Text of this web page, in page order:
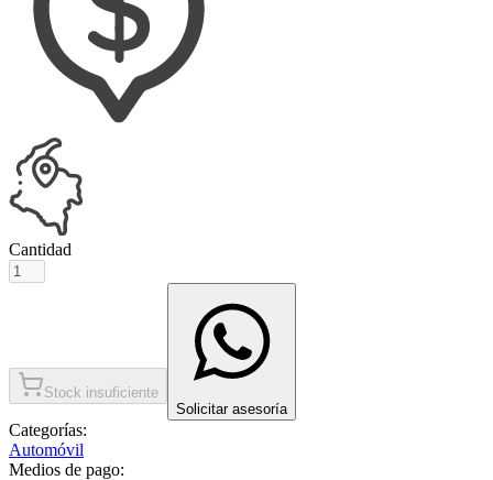
Cantidad
Stock insuficiente
Solicitar asesoría
Categorías:
Automóvil
Medios de pago: